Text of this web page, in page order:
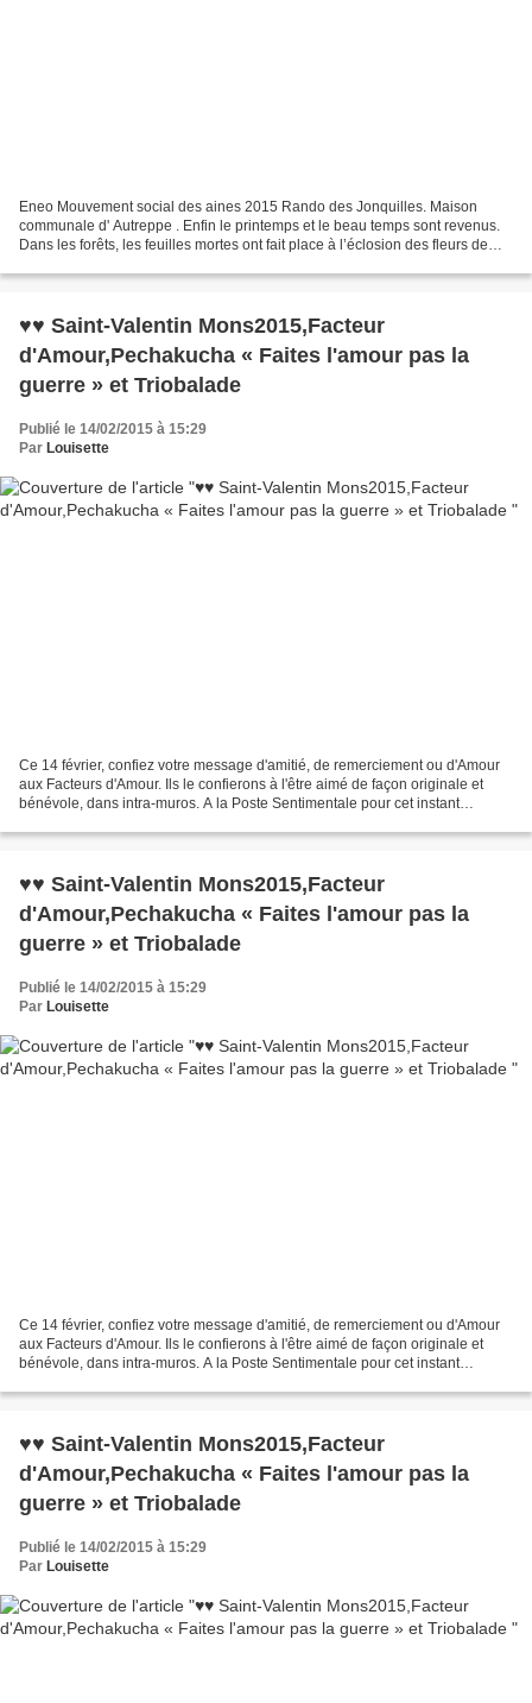
Eneo Mouvement social des aines 2015 Rando des Jonquilles. Maison
communale d' Autreppe . Enfin le printemps et le beau temps sont revenus.
Dans les forêts, les feuilles mortes ont fait place à l’éclosion des fleurs de
♥♥ Saint-Valentin Mons2015,Facteur
d'Amour,Pechakucha « Faites l'amour pas la
guerre » et Triobalade
Publié le 14/02/2015 à 15:29
Par Louisette
Ce 14 février, confiez votre message d'amitié, de remerciement ou d'Amour
aux Facteurs d'Amour. Ils le confierons à l'être aimé de façon originale et
bénévole, dans intra-muros. A la Poste Sentimentale pour cet instant
♥♥ Saint-Valentin Mons2015,Facteur
d'Amour,Pechakucha « Faites l'amour pas la
guerre » et Triobalade
Publié le 14/02/2015 à 15:29
Par Louisette
Ce 14 février, confiez votre message d'amitié, de remerciement ou d'Amour
aux Facteurs d'Amour. Ils le confierons à l'être aimé de façon originale et
bénévole, dans intra-muros. A la Poste Sentimentale pour cet instant
♥♥ Saint-Valentin Mons2015,Facteur
d'Amour,Pechakucha « Faites l'amour pas la
guerre » et Triobalade
Publié le 14/02/2015 à 15:29
Par Louisette